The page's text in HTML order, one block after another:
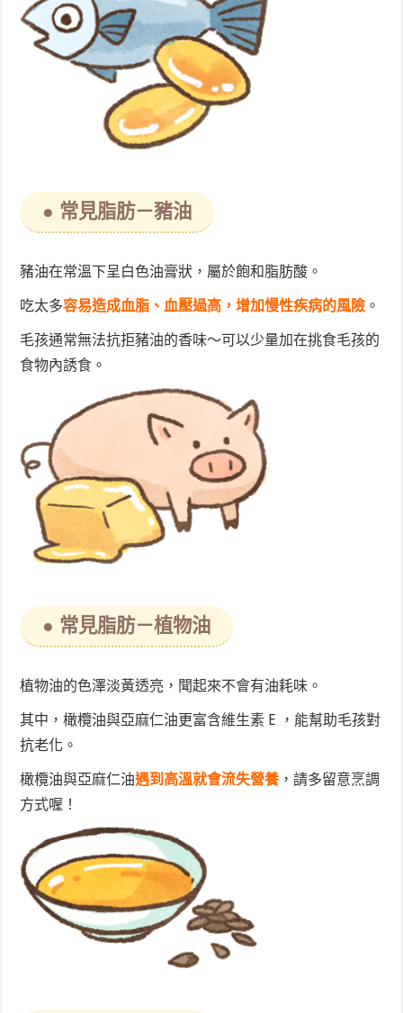
● 常見脂肪－豬油
豬油在常溫下呈白色油膏狀，屬於飽和脂肪酸。
吃太多容易造成血脂、血壓過高，增加慢性疾病的風險 。
毛孩通常無法抗拒豬油的香味～可以少量加在挑食毛孩的
食物內誘食。
● 常見脂肪－植物油
植物油的色澤淡黃透亮，聞起來不會有油耗味。
其中，橄欖油與亞麻仁油更富含維生素 E ，能幫助毛孩對
抗老化。
橄欖油與亞麻仁油遇到高溫就會流失營養 ，請多留意烹調
方式喔！